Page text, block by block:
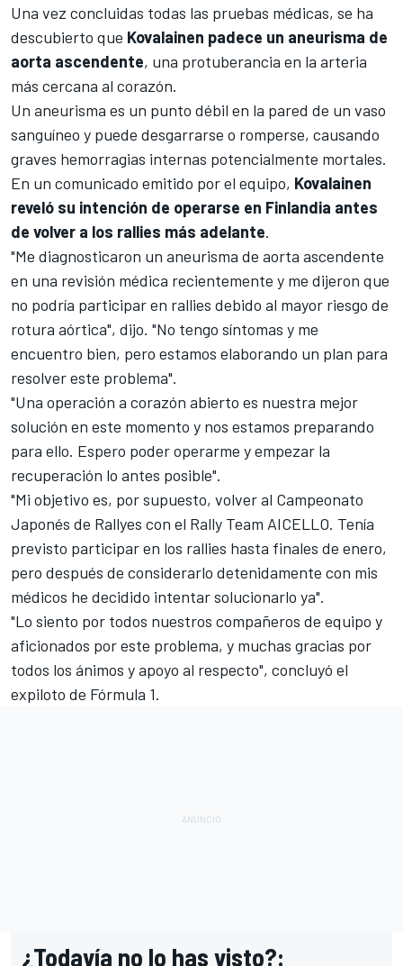
Una vez concluidas todas las pruebas médicas, se ha
descubierto que Kovalainen padece un aneurisma de
aorta ascendente, una protuberancia en la arteria
más cercana al corazón.
Un aneurisma es un punto débil en la pared de un vaso
sanguíneo y puede desgarrarse o romperse, causando
graves hemorragias internas potencialmente mortales.
En un comunicado emitido por el equipo, Kovalainen
reveló su intención de operarse en Finlandia antes
de volver a los rallies más adelante.
"Me diagnosticaron un aneurisma de aorta ascendente
en una revisión médica recientemente y me dijeron que
no podría participar en rallies debido al mayor riesgo de
rotura aórtica", dijo. "No tengo síntomas y me
encuentro bien, pero estamos elaborando un plan para
resolver este problema".
"Una operación a corazón abierto es nuestra mejor
solución en este momento y nos estamos preparando
para ello. Espero poder operarme y empezar la
recuperación lo antes posible".
"Mi objetivo es, por supuesto, volver al Campeonato
Japonés de Rallyes con el Rally Team AICELLO. Tenía
previsto participar en los rallies hasta finales de enero,
pero después de considerarlo detenidamente con mis
médicos he decidido intentar solucionarlo ya".
"Lo siento por todos nuestros compañeros de equipo y
aficionados por este problema, y muchas gracias por
todos los ánimos y apoyo al respecto", concluyó el
expiloto de Fórmula 1.
¿Todavía no lo has visto?: